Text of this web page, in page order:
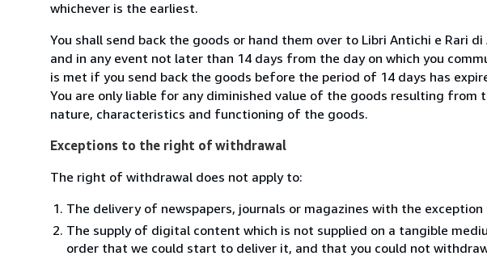
whichever is the earliest.
You shall send back the goods or hand them over to Libri Antichi e Rari
and in any event not later than 14 days from the day on which you
is met if you send back the goods before the period of 14 days has
You are only liable for any diminished value of the goods resulting
nature, characteristics and functioning of the goods.
Exceptions to the right of withdrawal
The right of withdrawal does not apply to:
The delivery of newspapers, journals or magazines with the
The supply of digital content which is not supplied on a tangible
order that we could start to deliver it, and that you could not